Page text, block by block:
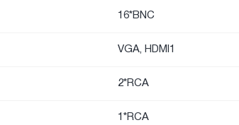
16*BNC
VGA, HDMI1
2*RCA
1*RCA